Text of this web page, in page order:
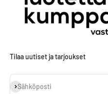
Tilaa uutiset ja tarjoukset
Sähköposti
Tilaa